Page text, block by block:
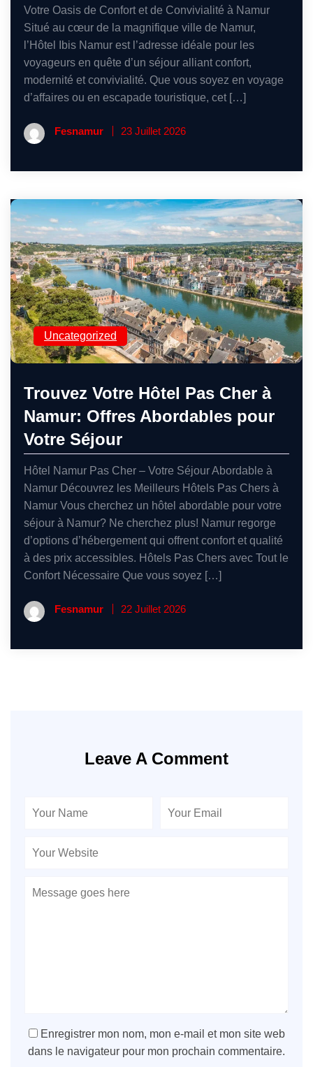
Votre Oasis de Confort et de Convivialité à Namur
Situé au cœur de la magnifique ville de Namur,
l’Hôtel Ibis Namur est l’adresse idéale pour les
voyageurs en quête d’un séjour alliant confort,
modernité et convivialité. Que vous soyez en voyage
d’affaires ou en escapade touristique, cet […]
Fesnamur 23 Juillet 2026
Uncategorized
Trouvez Votre Hôtel Pas Cher à
Namur: Offres Abordables pour
Votre Séjour
Hôtel Namur Pas Cher – Votre Séjour Abordable à
Namur Découvrez les Meilleurs Hôtels Pas Chers à
Namur Vous cherchez un hôtel abordable pour votre
séjour à Namur? Ne cherchez plus! Namur regorge
d’options d’hébergement qui offrent confort et qualité
à des prix accessibles. Hôtels Pas Chers avec Tout le
Confort Nécessaire Que vous soyez […]
Fesnamur 22 Juillet 2026
Leave A Comment
Enregistrer mon nom, mon e-mail et mon site web
dans le navigateur pour mon prochain commentaire.